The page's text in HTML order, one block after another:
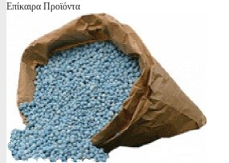
Επίκαιρα Προϊόντα